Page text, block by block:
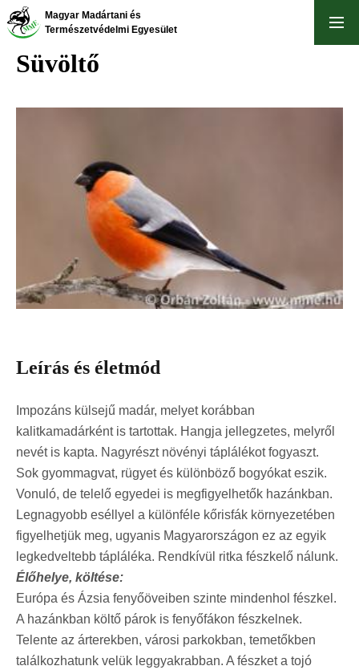
Ugrás
tartalomra
Magyar Madártani és
Természetvédelmi Egyesület
Süvöltő
Leírás és életmód
Impozáns külsejű madár, melyet korábban
kalitkamadárként is tartottak. Hangja jellegzetes, melyről
nevét is kapta. Nagyrészt növényi táplálékot fogyaszt.
Sok gyommagvat, rügyet és különböző bogyókat eszik.
Vonuló, de telelő egyedei is megfigyelhetők hazánkban.
Legnagyobb eséllyel a különféle kőrisfák környezetében
figyelhetjük meg, ugyanis Magyarországon ez az egyik
legkedveltebb tápláléka. Rendkívül ritka fészkelő nálunk.
Élőhelye, költése:
Európa és Ázsia fenyőöveiben szinte mindenhol fészkel.
A hazánkban költő párok is fenyőfákon fészkelnek.
Telente az árterekben, városi parkokban, temetőkben
találkozhatunk velük leggyakrabban. A fészket a tojó